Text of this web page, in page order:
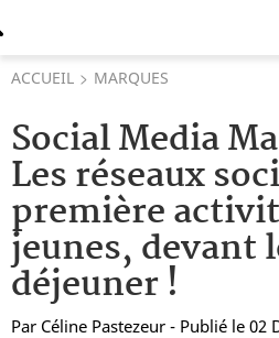
ACCUEIL MARQUES
Social Media
Les réseaux
première
jeunes, devant
déjeuner !
Par Céline Pastezeur - Publié le 02